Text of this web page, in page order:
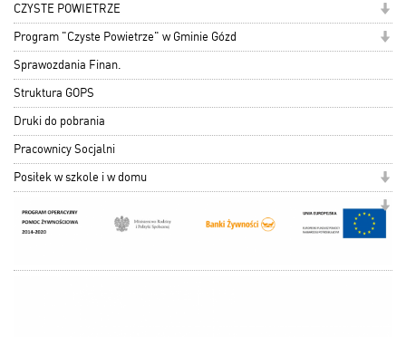
CZYSTE POWIETRZE
Program "Czyste Powietrze" w Gminie Gózd
Sprawozdania Finan.
Struktura GOPS
Druki do pobrania
Pracownicy Socjalni
Posiłek w szkole i w domu